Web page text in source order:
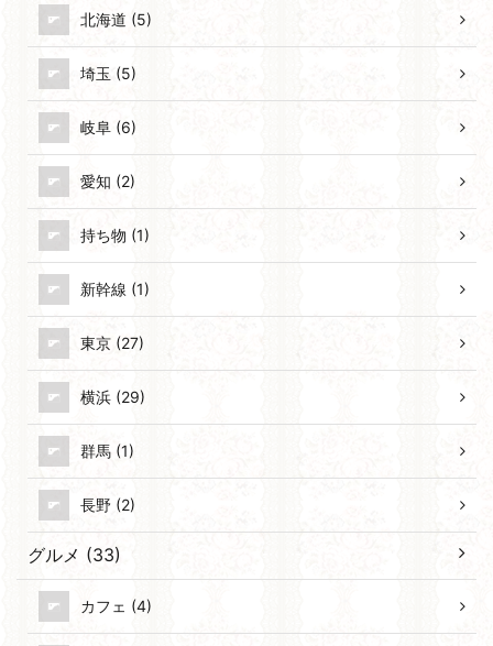
北海道 (5)
埼玉 (5)
岐阜 (6)
愛知 (2)
持ち物 (1)
新幹線 (1)
東京 (27)
横浜 (29)
群馬 (1)
長野 (2)
グルメ (33)
カフェ (4)